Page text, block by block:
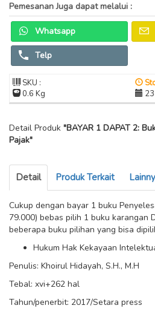
Pemesanan Juga dapat melalui :
Whatsapp
Telp
SKU :
0.6 Kg
Detail Produk "BAYAR 1 DAPAT 2:
Pajak"
Detail Produk Terkait
Cukup dengan bayar 1 buku
79.000) bebas pilih 1 buku karangan
beberapa buku pilihan yang bisa
Hukum Hak Kekayaan
Penulis: Khoirul Hidayah, S.H., M.H
Tebal: xvi+262 hal
Tahun/penerbit: 2017/Setara press